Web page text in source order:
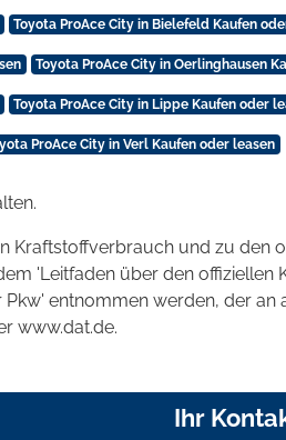
Toyota ProAce City in Bielefeld Kaufen
Toyota ProAce City in Oerlinghausen
Toyota ProAce City in Lippe Kaufen oder
ProAce City in Verl Kaufen oder leasen
Kraftstoffverbrauch und zu den
'Leitfaden über den offiziellen
entnommen werden, der
www.dat.de.
Ihr